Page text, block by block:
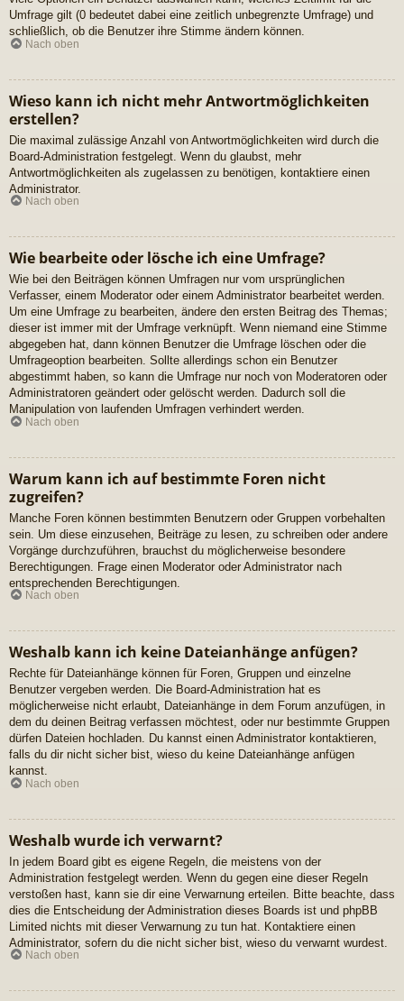
Umfrage gilt (0 bedeutet dabei eine zeitlich unbegrenzte Umfrage) und
schließlich, ob die Benutzer ihre Stimme ändern können.
Nach oben
Wieso kann ich nicht mehr Antwortmöglichkeiten
erstellen?
Die maximal zulässige Anzahl von Antwortmöglichkeiten wird durch die
Board-Administration festgelegt. Wenn du glaubst, mehr
Antwortmöglichkeiten als zugelassen zu benötigen, kontaktiere einen
Administrator.
Nach oben
Wie bearbeite oder lösche ich eine Umfrage?
Wie bei den Beiträgen können Umfragen nur vom ursprünglichen
Verfasser, einem Moderator oder einem Administrator bearbeitet werden.
Um eine Umfrage zu bearbeiten, ändere den ersten Beitrag des Themas;
dieser ist immer mit der Umfrage verknüpft. Wenn niemand eine Stimme
abgegeben hat, dann können Benutzer die Umfrage löschen oder die
Umfrageoption bearbeiten. Sollte allerdings schon ein Benutzer
abgestimmt haben, so kann die Umfrage nur noch von Moderatoren oder
Administratoren geändert oder gelöscht werden. Dadurch soll die
Manipulation von laufenden Umfragen verhindert werden.
Nach oben
Warum kann ich auf bestimmte Foren nicht
zugreifen?
Manche Foren können bestimmten Benutzern oder Gruppen vorbehalten
sein. Um diese einzusehen, Beiträge zu lesen, zu schreiben oder andere
Vorgänge durchzuführen, brauchst du möglicherweise besondere
Berechtigungen. Frage einen Moderator oder Administrator nach
entsprechenden Berechtigungen.
Nach oben
Weshalb kann ich keine Dateianhänge anfügen?
Rechte für Dateianhänge können für Foren, Gruppen und einzelne
Benutzer vergeben werden. Die Board-Administration hat es
möglicherweise nicht erlaubt, Dateianhänge in dem Forum anzufügen, in
dem du deinen Beitrag verfassen möchtest, oder nur bestimmte Gruppen
dürfen Dateien hochladen. Du kannst einen Administrator kontaktieren,
falls du dir nicht sicher bist, wieso du keine Dateianhänge anfügen
kannst.
Nach oben
Weshalb wurde ich verwarnt?
In jedem Board gibt es eigene Regeln, die meistens von der
Administration festgelegt werden. Wenn du gegen eine dieser Regeln
verstoßen hast, kann sie dir eine Verwarnung erteilen. Bitte beachte, dass
dies die Entscheidung der Administration dieses Boards ist und phpBB
Limited nichts mit dieser Verwarnung zu tun hat. Kontaktiere einen
Administrator, sofern du die nicht sicher bist, wieso du verwarnt wurdest.
Nach oben